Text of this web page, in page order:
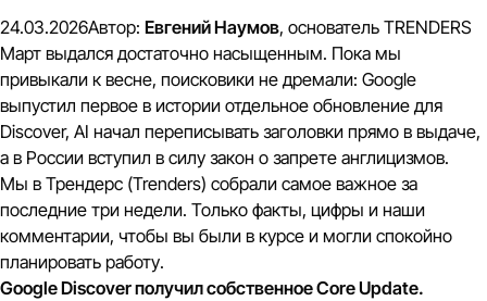
24.03.2026Автор: Евгений Наумов, основатель TRENDERS
Март выдался достаточно насыщенным. Пока мы
привыкали к весне, поисковики не дремали: Google
выпустил первое в истории отдельное обновление для
Discover, AI начал переписывать заголовки прямо в выдаче,
а в России вступил в силу закон о запрете англицизмов.
Мы в Трендерс (Trenders) собрали самое важное за
последние три недели. Только факты, цифры и наши
комментарии, чтобы вы были в курсе и могли спокойно
планировать работу.
Google Discover получил собственное Core Update.